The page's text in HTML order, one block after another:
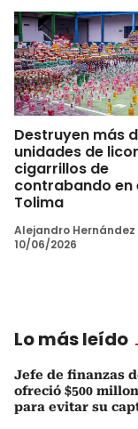
Destruyen más
unidades de
cigarrillos de
contrabando en
Tolima
Alejandro Hernández
10/06/2026
Lo más leído
Jefe de finanzas
ofreció $500
para evitar su